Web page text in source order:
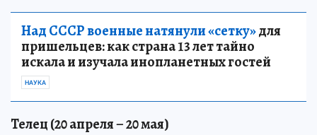
Над СССР военные натянули «сетку»для
пришельцев: как страна 13 лет тайно
искала и изучала инопланетных гостей
НАУКА
Телец (20 апреля – 20 мая)